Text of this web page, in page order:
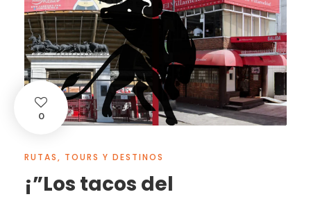
0
RUTAS, TOURS Y DESTINOS
¡”Los tacos del